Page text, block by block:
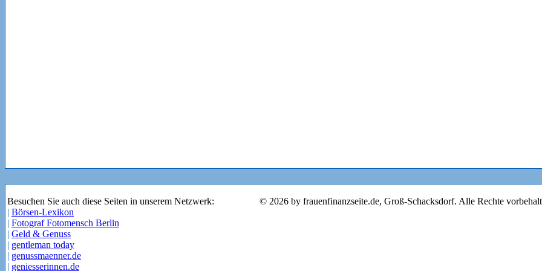
Besuchen Sie auch diese Seiten in unserem Netzwerk:
| Börsen-Lexikon
| Fotograf Fotomensch Berlin
| Geld & Genuss
| gentleman today
| genussmaenner.de
| geniesserinnen.de
© 2026 by frauenfinanzseite.de, Groß-Schacksdorf. Alle Rechte